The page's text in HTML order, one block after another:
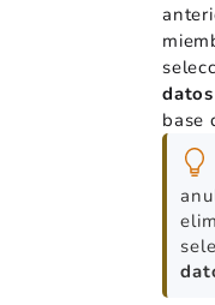
datos
base